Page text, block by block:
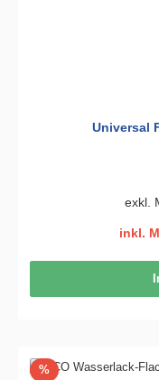
Universal
exkl.
inkl.
%Rabatt